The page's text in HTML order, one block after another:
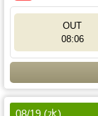
OUT
08:06
08/19 (水)